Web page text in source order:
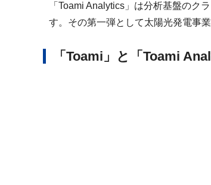
「Toami Analytics」は分析基盤のク
す。その第一弾として太陽光発電事
「Toami」と「Toami